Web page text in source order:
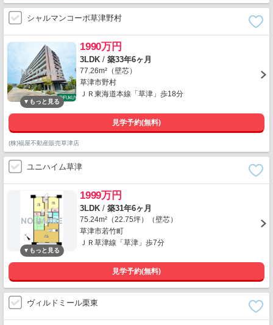
シャルマンコーポ草津野村
1990万円
3LDK / 築33年6ヶ月
77.26m²（壁芯）
草津市野村
ＪＲ東海道本線「草津」歩18分
見学予約(無料)
(株)福屋不動産販売草津店
ユニハイム草津
1999万円
3LDK / 築31年6ヶ月
75.24m²（22.75坪）（壁芯）
草津市若竹町
ＪＲ草津線「草津」歩7分
見学予約(無料)
ヴィルドミール栗東